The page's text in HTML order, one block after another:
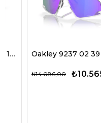
₺10.565,00
₺14.086,00